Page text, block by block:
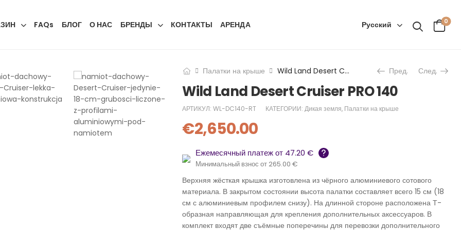
FAQs БЛОГ О НАС БРЕНДЫ КОНТАКТЫ АРЕНДА Русский 0
Палатки на крыше Wild Land Desert Cruiser PRO 140 Пред. След.
Wild Land Desert Cruiser PRO 140
АРТИКУЛ:WL-DC140-RT КАТЕГОРИИ:Дикая земля, Палатки на крыше
€2,650.00
Ежемесячный платеж от 47.20 €
Минимальный взнос от 265.00 €
Верхняя жёсткая крышка изготовлена из чёрного алюминиевого сотового
материала. В закрытом состоянии высота палатки составляет всего 15 см (18
см с алюминиевым профилем снизу). На длинной стороне расположена Т-
образная направляющая для крепления дополнительных аксессуаров. В
комплект входят две съёмные поперечины для перевозки дополнительного